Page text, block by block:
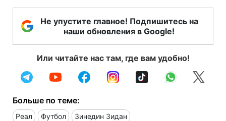
Не упустите главное! Подпишитесь на
наши обновления в Google!
Или читайте нас там, где вам удобно!
Больше по теме:
Реал Футбол Зинедин Зидан